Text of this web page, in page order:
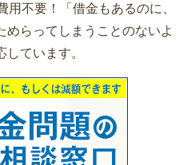
不要！「借金もあるのに、
らってしまうことのないよ
ています。